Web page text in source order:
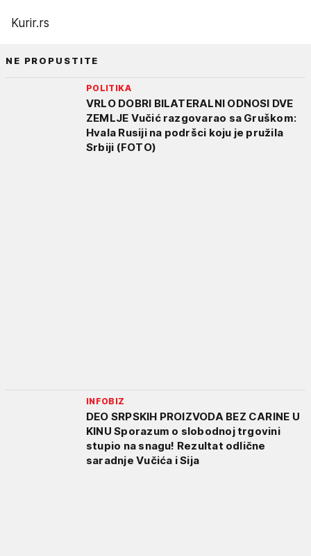
Kurir.rs
NE PROPUSTITE
POLITIKA
VRLO DOBRI BILATERALNI ODNOSI DVE
ZEMLJE Vučić razgovarao sa Gruškom:
Hvala Rusiji na podršci koju je pružila
Srbiji (FOTO)
INFOBIZ
DEO SRPSKIH PROIZVODA BEZ CARINE U
KINU Sporazum o slobodnoj trgovini
stupio na snagu! Rezultat odlične
saradnje Vučića i Sija